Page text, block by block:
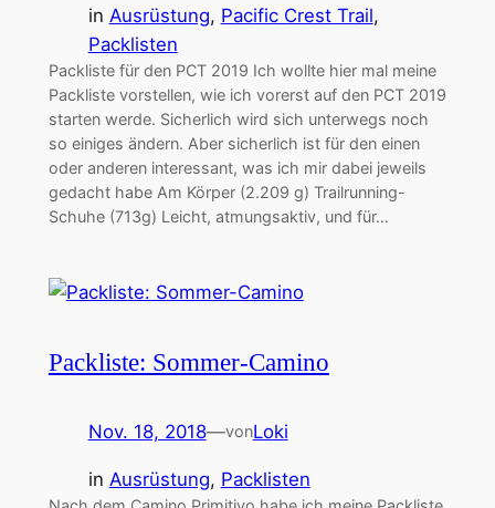
in Ausrüstung, Pacific Crest Trail
Packlisten
Packliste für den PCT 2019 Ich wollte hier mal meine
Packliste vorstellen, wie ich vorerst auf den PCT 2019
starten werde. Sicherlich wird sich unterwegs noch
so einiges ändern. Aber sicherlich ist für den einen
oder anderen interessant, was ich mir dabei jeweils
gedacht habe Am Körper (2.209 g) Trailrunning-
Schuhe (713g) Leicht, atmungsaktiv, und für…
Packliste: Sommer-Camino
Nov. 18, 2018—vonLoki
in Ausrüstung, Packlisten